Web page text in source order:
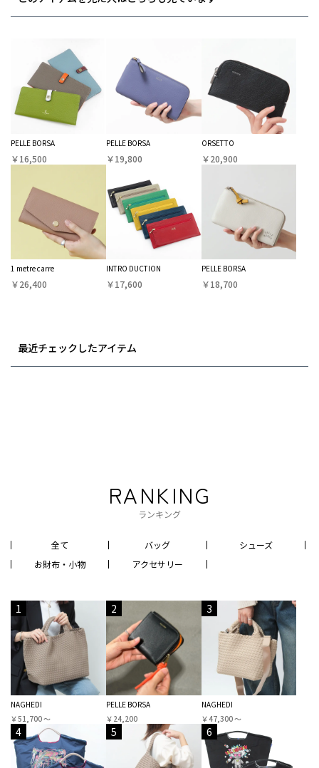
PELLE BORSA
￥16,500
PELLE BORSA
￥19,800
ORSETTO
￥20,900
1 metre carre
￥26,400
INTRO DUCTION
￥17,600
PELLE BORSA
￥18,700
最近チェックしたアイテム
RANKING
ランキング
全て バッグ
シューズ
お財布・小物
アクセサリー
1
NAGHEDI
￥51,700 〜
2
PELLE BORSA
￥24,200
3
NAGHEDI
￥47,300 〜
4 5 6